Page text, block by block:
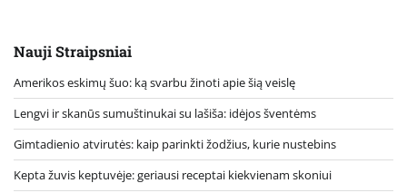
Nauji Straipsniai
Amerikos eskimų šuo: ką svarbu žinoti apie šią veislę
Lengvi ir skanūs sumuštinukai su lašiša: idėjos šventėms
Gimtadienio atvirutės: kaip parinkti žodžius, kurie nustebins
Kepta žuvis keptuvėje: geriausi receptai kiekvienam skoniui